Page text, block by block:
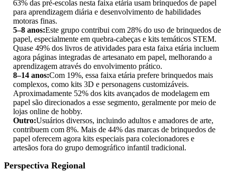
63% das pré-escolas nesta faixa etária usam brinquedos de papel
para aprendizagem diária e desenvolvimento de habilidades
motoras finas.
5–8 anos:Este grupo contribui com 28% do uso de brinquedos de
papel, especialmente em quebra-cabeças e kits temáticos STEM.
Quase 49% dos livros de atividades para esta faixa etária incluem
agora páginas integradas de artesanato em papel, melhorando a
aprendizagem através do envolvimento prático.
8–14 anos:Com 19%, essa faixa etária prefere brinquedos mais
complexos, como kits 3D e personagens customizáveis.
Aproximadamente 52% dos kits avançados de modelagem em
papel são direcionados a esse segmento, geralmente por meio de
lojas online de hobby.
Outro:Usuários diversos, incluindo adultos e amadores de arte,
contribuem com 8%. Mais de 44% das marcas de brinquedos de
papel oferecem agora kits especiais para colecionadores e
artesãos fora do grupo demográfico infantil tradicional.
Perspectiva Regional